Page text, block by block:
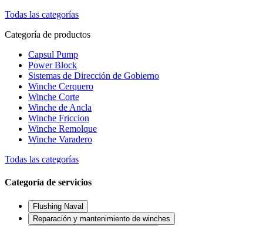
Todas las categorías
Categoría de productos
Capsul Pump
Power Block
Sistemas de Dirección de Gobierno
Winche Cerquero
Winche Corte
Winche de Ancla
Winche Friccion
Winche Remolque
Winche Varadero
Todas las categorías
Categoría de servicios
Flushing Naval
Reparación y mantenimiento de winches